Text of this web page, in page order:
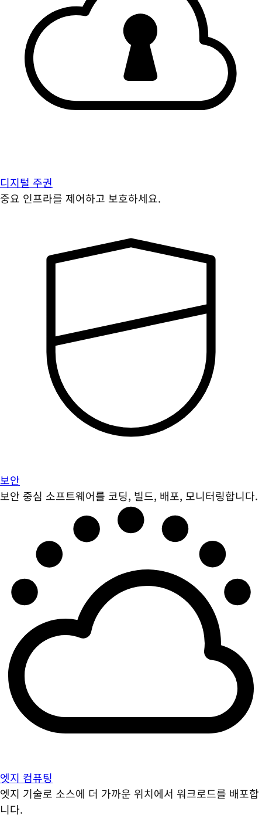
디지털 주권
중요 인프라를 제어하고 보호하세요.
보안
보안 중심 소프트웨어를 코딩, 빌드, 배포, 모니터링합니다.
엣지 컴퓨팅
엣지 기술로 소스에 더 가까운 위치에서 워크로드를 배포합
니다.